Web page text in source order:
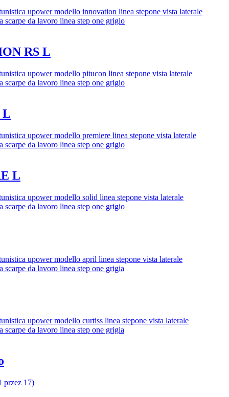
RS L
L
L
przez 17)